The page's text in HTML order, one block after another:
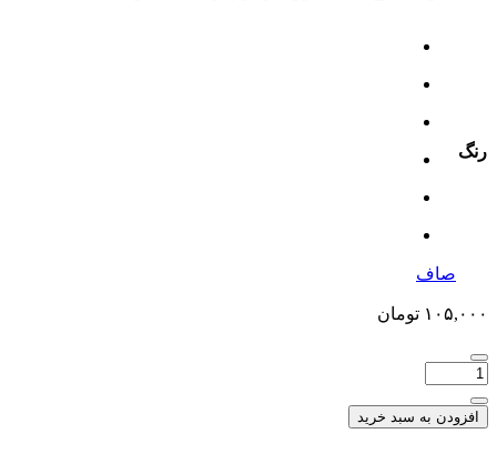
رنگ
صاف
۱۰۵,۰۰۰ تومان
افزودن به سبد خرید